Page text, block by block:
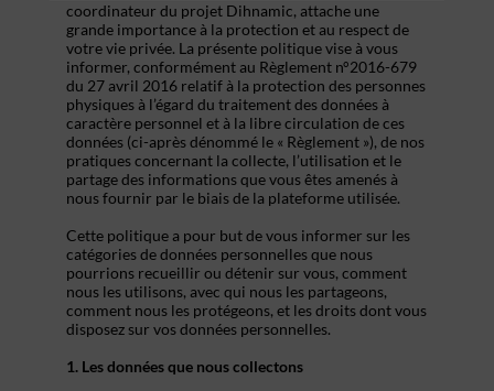
coordinateur du projet Dihnamic, attache une
grande importance à la protection et au respect de
votre vie privée. La présente politique vise à vous
informer, conformément au Règlement n°2016-679
du 27 avril 2016 relatif à la protection des personnes
physiques à l’égard du traitement des données à
caractère personnel et à la libre circulation de ces
données (ci-après dénommé le « Règlement »), de nos
pratiques concernant la collecte, l’utilisation et le
partage des informations que vous êtes amenés à
nous fournir par le biais de la plateforme utilisée.
Cette politique a pour but de vous informer sur les
catégories de données personnelles que nous
pourrions recueillir ou détenir sur vous, comment
nous les utilisons, avec qui nous les partageons,
comment nous les protégeons, et les droits dont vous
disposez sur vos données personnelles.
1. Les données que nous collectons